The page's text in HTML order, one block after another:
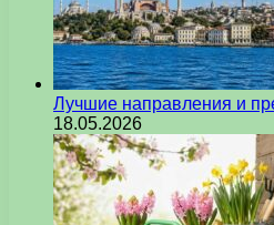
Лучшие направления и
18.05.2026